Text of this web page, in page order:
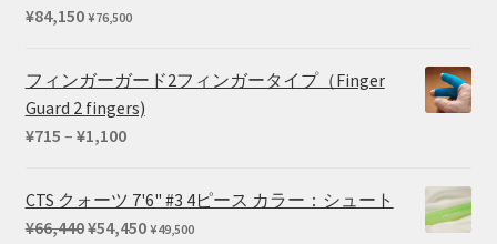
し
た。
で
す。
¥84,150 ¥76,500
フィンガーガード2フィンガータイプ（Finger
Guard 2 fingers)
¥715 – ¥1,100価
帯:
CTS クォーツ 7'6" #3 4ピース カラー：シュート
¥66,440元
¥54,450現
¥49,500